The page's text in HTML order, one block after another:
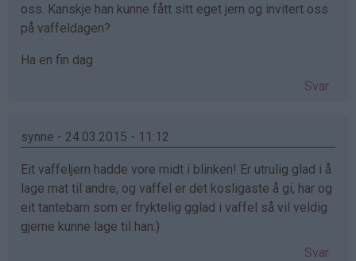
oss. Kanskje han kunne fått sitt eget jern og invitert oss
på vaffeldagen?
Ha en fin dag
Svar
synne - 24.03.2015 - 11:12
Eit vaffeljern hadde vore midt i blinken! Er utrulig glad i å
lage mat til andre, og vaffel er det kosligaste å gi, har og
eit tantebarn som er fryktelig gglad i vaffel så vil veldig
gjerne kunne lage til han:)
Svar